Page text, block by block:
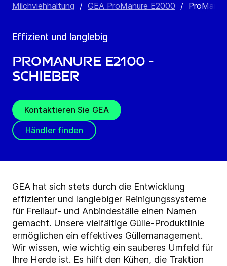
Milchviehhaltung / GEA ProManure E2000 /
Effizient und langlebig
ProManure E2100 -
Schieber
Kontaktieren Sie GEA
Händler finden
GEA hat sich stets durch die Entwicklung
effizienter und langlebiger Reinigungssysteme
für Freilauf- und Anbindeställe einen Namen
gemacht. Unsere vielfältige Gülle-Produktlinie
ermöglichen ein effektives Güllemanagement.
Wir wissen, wie wichtig ein sauberes Umfeld für
Ihre Herde ist. Es hilft den Kühen, die Traktion